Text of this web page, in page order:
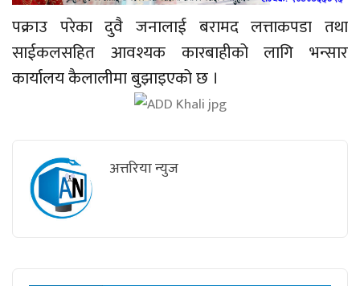
पक्राउ परेका दुवै जनालाई बरामद लत्ताकपडा तथा
साईकलसहित आवश्यक कारबाहीको लागि भन्सार
कार्यालय कैलालीमा बुझाइएको छ ।
अत्तरिया न्युज